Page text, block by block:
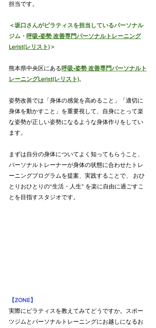
担当です。
＜坂口さんがピラティスを担当しているパーソナル
ジム・ 呼吸•姿勢 改善専門パーソナルトレーニング
Lerist(レリスト) ＞
熊本県中央区にある呼吸•姿勢 改善専門パーソナルト
レーニングLerist(レリスト)。
姿勢改善では「身体の感覚を高めること」「適切に
身体を動かすこと」を重要視して、自身にとって楽
な姿勢が正しい姿勢になるような身体作りをしてい
ます。
まずは自分の身体についてよく知ってもらうこと、
パーソナルトレーナーが身体の状態に合わせたトレ
ーニングプログラムを提案、実践することで、 おひ
とりおひとりの“生活・人生” を楽に自由に過ごすこ
とを目指すスタジオです。
【ZONE】
実際にピラティスを教えてみてどうですか。スポー
ツジムとパーソナルトレーニングにお越しになるお